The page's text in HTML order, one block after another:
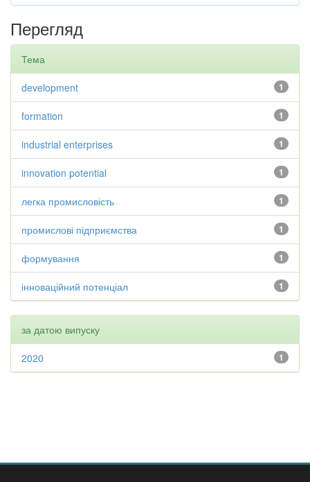
Перегляд
Тема
1
development
1
formation
1
industrial enterprises
1
innovation potential
1
легка промисловість
1
промислові підприємства
1
формування
1
інноваційний потенціал
за датою випуску
1
2020